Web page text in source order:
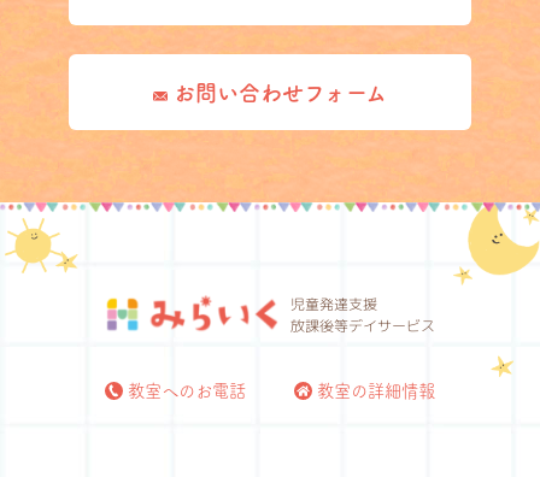
お問い合わせフォーム
児童発達支援
放課後等デイサービス
教室へのお電話 教室の詳細情報